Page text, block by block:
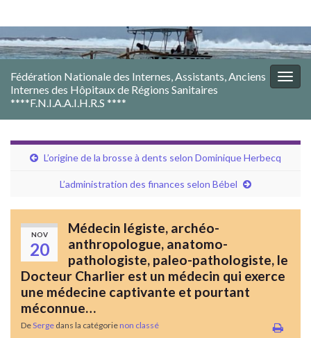
Fédération Nationale des Internes, Assistants, Anciens
Internes des Hôpitaux de Régions Sanitaires
****F.N.I.A.A.I.H.R.S ****
L’origine de la brosse à dents selon Dominique Herbecq
L’administration des finances selon Bébel
NOV
20
Médecin légiste, archéo-
anthropologue, anatomo-
pathologiste, paleo-pathologiste, le
Docteur Charlier est un médecin qui exerce
une médecine captivante et pourtant
méconnue…
DeSerge dans la catégorie non classé